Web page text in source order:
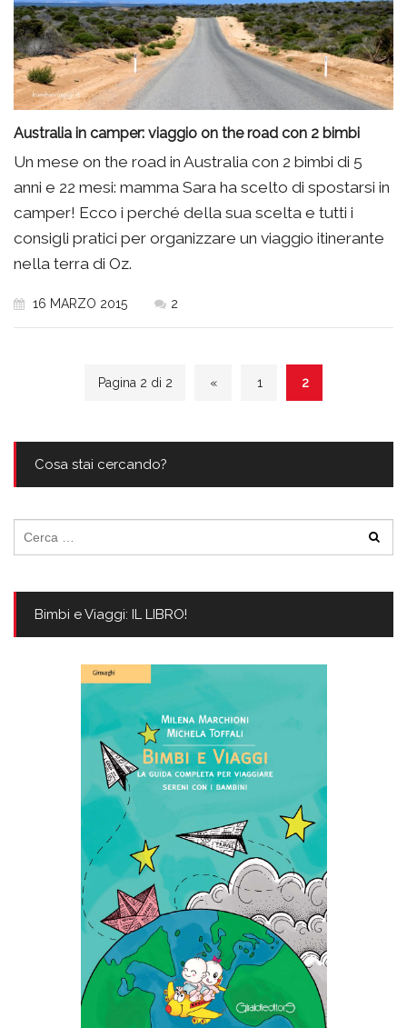
Australia in camper: viaggio on the road con 2 bimbi
Un mese on the road in Australia con 2 bimbi di 5
anni e 22 mesi: mamma Sara ha scelto di spostarsi in
camper! Ecco i perché della sua scelta e tutti i
consigli pratici per organizzare un viaggio itinerante
nella terra di Oz.
16 MARZO 2015 2
Pagina 2 di 2 « 1 2
Cosa stai cercando?
per:
Bimbi e Viaggi: IL LIBRO!